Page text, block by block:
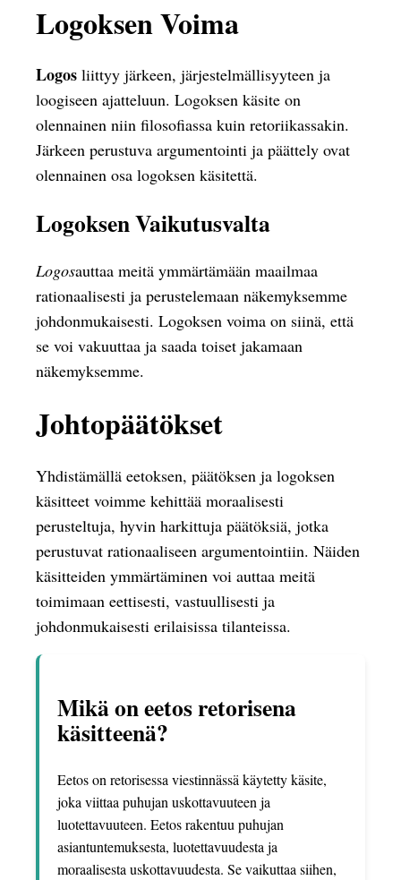
Logoksen Voima
Logos liittyy järkeen, järjestelmällisyyteen ja
loogiseen ajatteluun. Logoksen käsite on
olennainen niin filosofiassa kuin retoriikassakin.
Järkeen perustuva argumentointi ja päättely ovat
olennainen osa logoksen käsitettä.
Logoksen Vaikutusvalta
Logosauttaa meitä ymmärtämään maailmaa
rationaalisesti ja perustelemaan näkemyksemme
johdonmukaisesti. Logoksen voima on siinä, että
se voi vakuuttaa ja saada toiset jakamaan
näkemyksemme.
Johtopäätökset
Yhdistämällä eetoksen, päätöksen ja logoksen
käsitteet voimme kehittää moraalisesti
perusteltuja, hyvin harkittuja päätöksiä, jotka
perustuvat rationaaliseen argumentointiin. Näiden
käsitteiden ymmärtäminen voi auttaa meitä
toimimaan eettisesti, vastuullisesti ja
johdonmukaisesti erilaisissa tilanteissa.
Mikä on eetos retorisena
käsitteenä?
Eetos on retorisessa viestinnässä käytetty käsite,
joka viittaa puhujan uskottavuuteen ja
luotettavuuteen. Eetos rakentuu puhujan
asiantuntemuksesta, luotettavuudesta ja
moraalisesta uskottavuudesta. Se vaikuttaa siihen,